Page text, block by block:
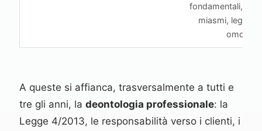
fondamentali,
miasmi, legge
A queste si affianca, trasversalmente a tutti e
tre gli anni, la deontologia professionale: la
Legge 4/2013, le responsabilità verso i clienti, i